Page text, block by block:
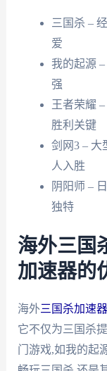
三国杀 –
爱
我的起源
强
王者荣耀
胜利关键
剑网3 – 大
人入胜
阴阳师 –
独特
海外三国
加速器的
海外三国杀加速
它不仅为三国杀
门游戏,如我的起